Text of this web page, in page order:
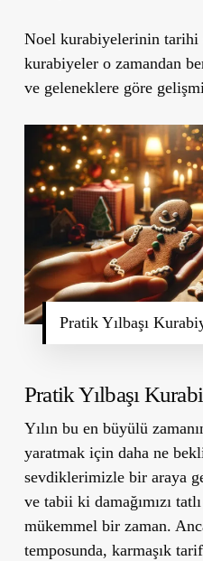
Noel kurabiyelerinin tarihi
kurabiyeler o zamandan
ve geleneklere göre
Pratik Yılbaşı
Pratik Yılbaşı
Yılın bu en büyülü
yaratmak için daha ne
sevdiklerimizle bir araya
ve tabii ki damağımızı
mükemmel bir zaman.
temposunda, karmaşık